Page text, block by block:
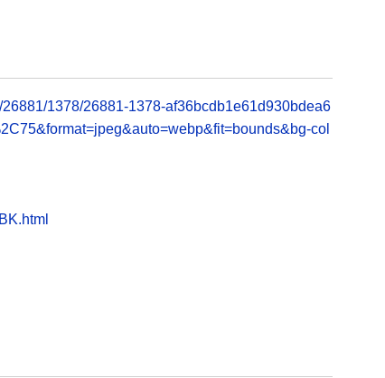
1378/26881-1378-af36bcdb1e61d930bdea6
col